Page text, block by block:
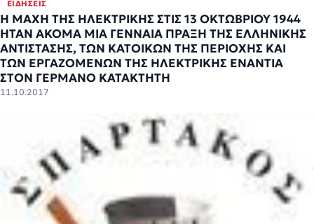
ΕΙΔΉΣΕΙΣ
H ΜΑΧΗ ΤΗΣ ΗΛΕΚΤΡΙΚΗΣ ΣΤΙΣ 13 ΟΚΤΩΒΡΙΟΥ 1944
ΗΤΑΝ ΑΚΟΜΑ ΜΙΑ ΓΕΝΝΑΙΑ ΠΡΑΞΗ ΤΗΣ ΕΛΛΗΝΙΚΗΣ
ΑΝΤΙΣΤΑΣΗΣ, ΤΩΝ ΚΑΤΟΙΚΩΝ ΤΗΣ ΠΕΡΙΟΧΗΣ ΚΑΙ
ΤΩΝ ΕΡΓΑΖΟΜΕΝΩΝ ΤΗΣ HΛΕΚΤΡΙΚΗΣ ΕΝΑΝΤΙΑ
ΣΤΟΝ ΓΕΡΜΑΝΟ ΚΑΤΑΚΤΗΤΗ
11.10.2017